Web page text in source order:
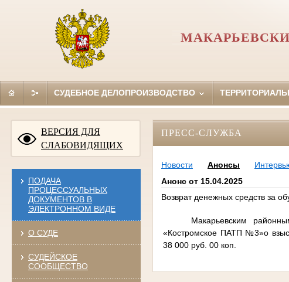
СУДЕБНОЕ ДЕЛОПРОИЗВОДСТВО
ВЕРСИЯ ДЛЯ
СЛАБОВИДЯЩИХ
ПОДАЧА
ПРОЦЕССУАЛЬНЫХ
ДОКУМЕНТОВ В
ЭЛЕКТРОННОМ ВИДЕ
О СУДЕ
СУДЕЙСКОЕ
СООБЩЕСТВО
ПРЕСС-СЛУЖБА
Новости Анонсы
Анонс от 15.04.2025
Возврат денежных средств за
Макарьевским
«Костромское ПАТП №3»о
38 000 руб. 00 коп.